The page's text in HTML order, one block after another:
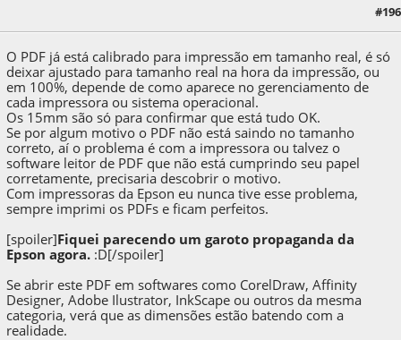
#196
O PDF já está calibrado para impressão em tamanho real, é só
deixar ajustado para tamanho real na hora da impressão, ou
em 100%, depende de como aparece no gerenciamento de
cada impressora ou sistema operacional.
Os 15mm são só para confirmar que está tudo OK.
Se por algum motivo o PDF não está saindo no tamanho
correto, aí o problema é com a impressora ou talvez o
software leitor de PDF que não está cumprindo seu papel
corretamente, precisaria descobrir o motivo.
Com impressoras da Epson eu nunca tive esse problema,
sempre imprimi os PDFs e ficam perfeitos.
[spoiler]Fiquei parecendo um garoto propaganda da
Epson agora. :D[/spoiler]
Se abrir este PDF em softwares como CorelDraw, Affinity
Designer, Adobe Ilustrator, InkScape ou outros da mesma
categoria, verá que as dimensões estão batendo com a
realidade.